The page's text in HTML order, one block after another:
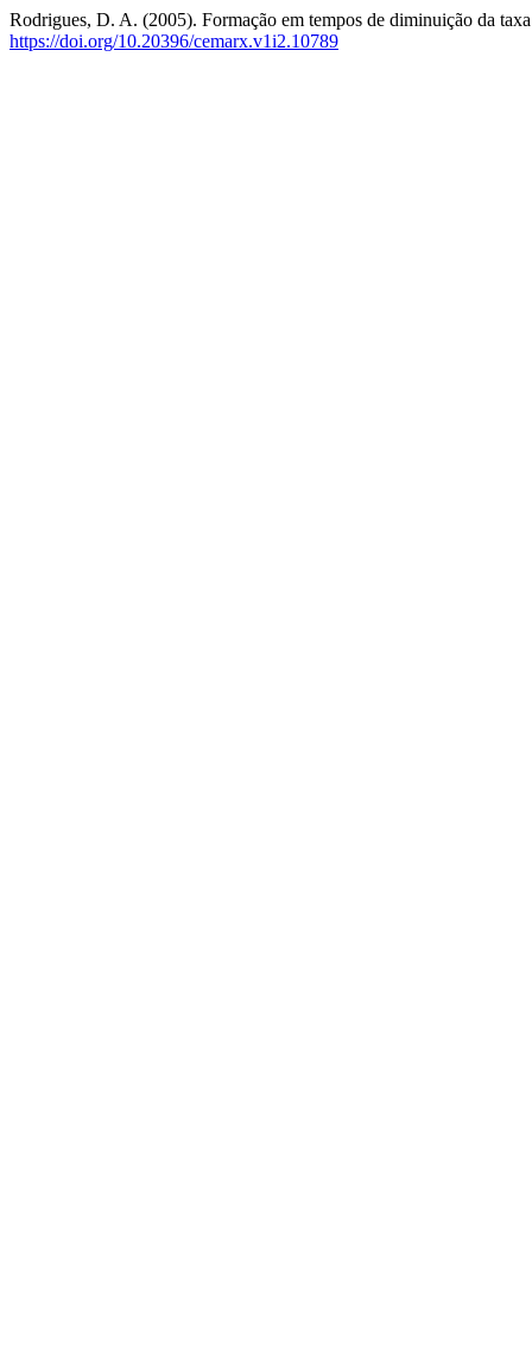
Rodrigues, D. A. (2005). Formação em tempos de diminuição da
https://doi.org/10.20396/cemarx.v1i2.10789